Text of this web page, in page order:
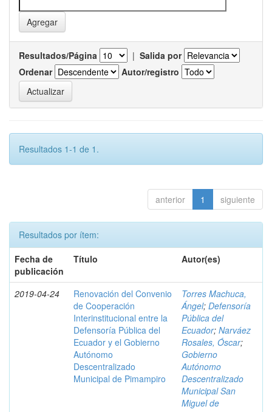
Resultados/Página | Salida por
Ordenar
Autor/registro
Resultados 1-1 de 1.
anterior 1 siguiente
Resultados por ítem:
Fecha de
publicación
Título Autor(es)
2019-04-24
Renovación del Convenio
de Cooperación
Interinstitucional entre la
Defensoría Pública del
Ecuador y el Gobierno
Autónomo
Descentralizado
Municipal de Pimampiro
Torres Machuca,
Ángel; Defensoría
Pública del
Ecuador; Narváez
Rosales, Óscar;
Gobierno
Autónomo
Descentralizado
Municipal San
Miguel de